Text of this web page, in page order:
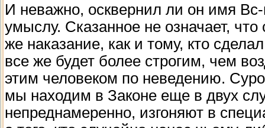
И неважно, осквернил ли он имя
умыслу. Сказанное не означает,
же наказание, как и тому, кто
все же будет более строгим, чем
этим человеком по неведению.
мы находим в Законе еще в двух
непреднамеренно, изгоняют в